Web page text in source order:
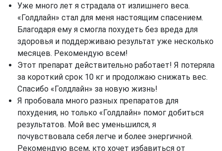
Уже много лет я страдала от излишнего веса.
«Голдлайн» стал для меня настоящим спасением.
Благодаря ему я смогла похудеть без вреда для
здоровья и поддерживаю результат уже несколько
месяцев. Рекомендую всем!
Этот препарат действительно работает! Я потеряла
за короткий срок 10 кг и продолжаю снижать вес.
Спасибо «Голдлайн» за новую жизнь!
Я пробовала много разных препаратов для
похудения, но только «Голдлайн» помог добиться
результатов. Мой вес уменьшился, я
почувствовала себя легче и более энергичной.
Рекомендую всем, кто хочет избавиться от